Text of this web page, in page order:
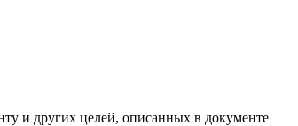
и других целей, описанных в документе